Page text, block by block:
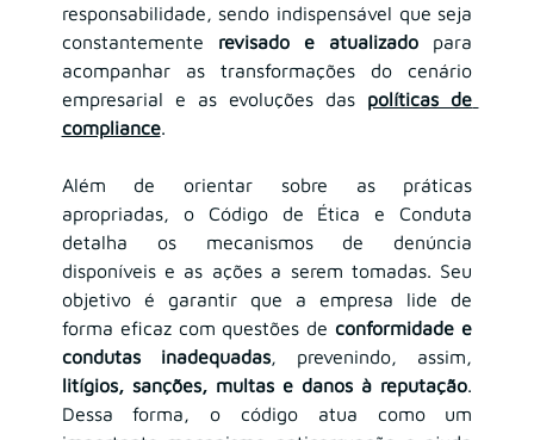
responsabilidade, sendo indispensável que seja
constantemente revisado e atualizado para
acompanhar as transformações do cenário
empresarial e as evoluções das políticas de
compliance.
Além de orientar sobre as práticas
apropriadas, o Código de Ética e Conduta
detalha os mecanismos de denúncia
disponíveis e as ações a serem tomadas. Seu
objetivo é garantir que a empresa lide de
forma eficaz com questões de conformidade e
condutas inadequadas
litígios, sanções, multas e danos à reputação.
Dessa forma, o código atua como um